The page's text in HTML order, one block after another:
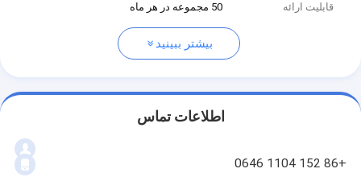
قابلیت ارائه
50 مجموعه در هر ماه
بیشتر ببینید
اطلاعات تماس
+86 152 1104 0646